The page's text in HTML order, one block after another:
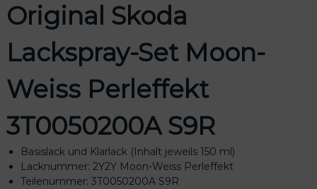
a
S
e
t
o
o
n
W
Original Skoda
Lackspray-Set Moon-
Weiss Perleffekt
3T0050200A S9R
Basislack und Klarlack (Inhalt jeweils 150 ml)
Lacknummer: 2Y2Y Moon-Weiss Perleffekt
Teilenummer: 3T0050200A S9R